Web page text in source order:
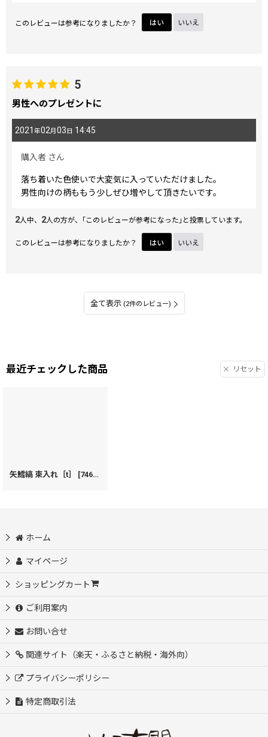
このレビューは参考になりましたか？ はい いいえ
5
男性へのプレゼントに
2021 年02月 03 日 14:45
購入者 さん
落ち着いた色使いで大変気に入っていただけました。
男性向けの柄ももう少しぜひ増やして頂きたいです。
2人中、 2人の方が、｢このレビューが参考になった｣と投票しています。
このレビューは参考になりましたか？ はい いいえ
全て表示 (2件のレビュー)
最近チェックした商品 リセット
矢鱈縞 束入れ［t］ [74640
ホーム
マイページ
ショッピングカート
ご利用案内
お問い合せ
関連サイト（楽天・ふるさと納税・海外向）
プライバシーポリシー
特定商取引法